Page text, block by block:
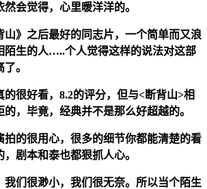
会觉得，心里暖洋洋的。
山》之后最好的同志片，一个简单而又浪
陌生的人…..个人觉得这样的说法对这部
。
的很好看，8.2的评分，但与<断背山>相
的，毕竟，经典并不是那么好超越的。
拍的很用心，很多的细节你都能清楚的看
剧本和泰也都狠抓人心。
我们很渺小，我们很无奈。所以当个陌生